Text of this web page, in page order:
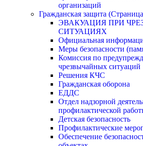
организаций
Гражданская защита
ЭВАКУАЦИЯ ПРИ
СИТУАЦИЯХ
Официальная
Меры безопасности
Комиссия по
чрезвычайных ситуаций
Решения КЧС
Гражданская оборона
ЕДДС
Отдел надзорной
профилактической
Детская безопасность
Профилактические
Обеспечение